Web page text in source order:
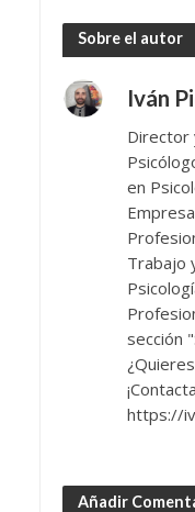
Sobre el autor
Iván
Director
en
Trabajo
sección
https://
Añadir